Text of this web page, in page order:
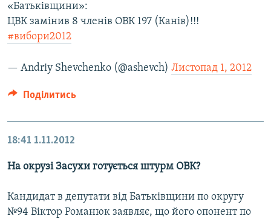
«Батьківщини»:
ЦВК замінив 8 членів ОВК 197 (Канів)!!!
#вибори2012
— Andriy Shevchenko (@ashevch) Листопад 1, 2012
Поділитись
18:41 1.11.2012
На окрузі Засухи готується штурм ОВК?
Кандидат в депутати від Батьківщини по округу
№94 Віктор Романюк заявляє, що його опонент по